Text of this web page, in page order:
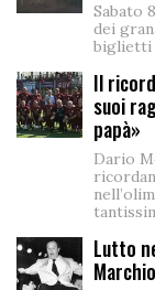
Sabato
dei
biglietti
Il
suoi
papà»
Dario
Lutto